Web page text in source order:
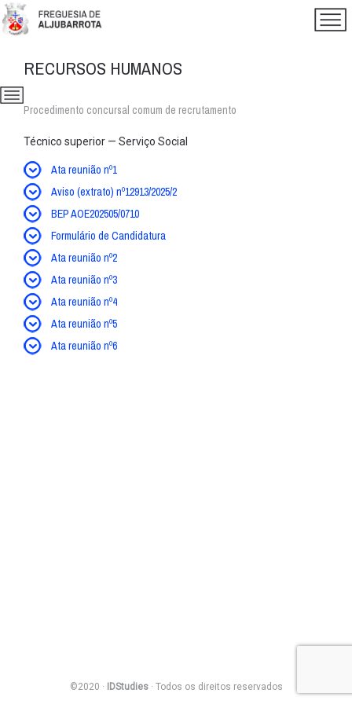
RECURSOS HUMANOS
Procedimento concursal comum de recrutamento
Técnico superior — Serviço Social
Ata reunião nº1
Aviso (extrato) nº12913/2025/2
BEP AOE202505/0710
Formulário de Candidatura
Ata reunião nº2
Ata reunião nº3
Ata reunião nº4
Ata reunião nº5
Ata reunião nº6
©2020 · IDStudies· Todos os direitos reservados